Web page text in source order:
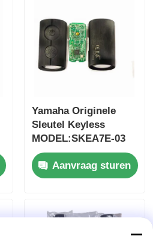
Yamaha Originele
Sleutel Keyless
MODEL:SKEA7E-03
Voor Yamaha Smart
Remote Key B74-
H6261-02/662F-
Aanvraag sturen